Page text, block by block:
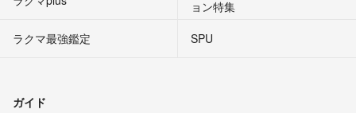
ョン特集
ラクマ最強鑑定
SPU
ガイド